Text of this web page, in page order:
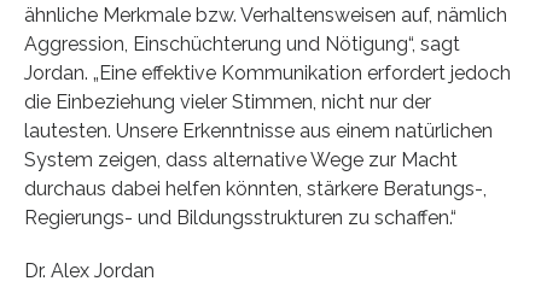
ähnliche Merkmale bzw. Verhaltensweisen auf, nämlich
Aggression, Einschüchterung und Nötigung“, sagt
Jordan. „Eine effektive Kommunikation erfordert jedoch
die Einbeziehung vieler Stimmen, nicht nur der
lautesten. Unsere Erkenntnisse aus einem natürlichen
System zeigen, dass alternative Wege zur Macht
durchaus dabei helfen könnten, stärkere Beratungs-,
Regierungs- und Bildungsstrukturen zu schaffen.“
Dr. Alex Jordan